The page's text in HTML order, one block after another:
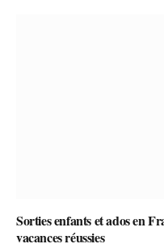
Sorties enfants et ados en
vacances réussies